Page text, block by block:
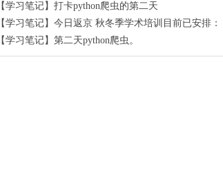
【学习笔记】打卡python爬虫的第二天
【学习笔记】今日返京 秋冬季学术培训目前已安排： > Python爬虫学术应用，9月 ...
【学习笔记】第二天python爬虫。